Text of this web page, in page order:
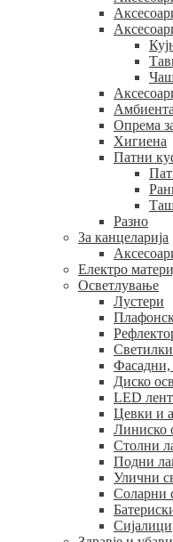
Опрема
Хигиена
Патни
Разно
За канцеларија
Електро
Осветлување
Лустери
Фасадни,
Диско
LED
Цевки и
Линиско
Столни
Подни
Улични
Соларни
Сијалици